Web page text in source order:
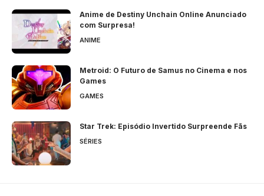
Anime de Destiny Unchain Online Anunciado
com Surpresa!
ANIME
Metroid: O Futuro de Samus no Cinema e nos
Games
GAMES
Star Trek: Episódio Invertido Surpreende Fãs
SÉRIES